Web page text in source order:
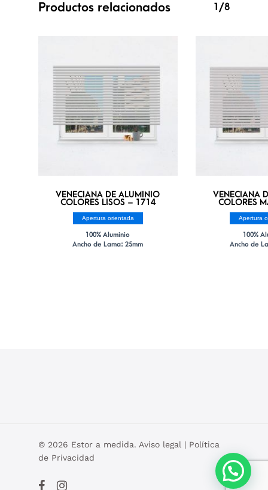
Productos relacionados 1/8
VENECIANA DE ALUMINIO
COLORES LISOS – 1714
Apertura orientada
100% Aluminio
Ancho de Lama: 25mm
VENECIANA
COLORES
Apertura
100%
Ancho de
© 2026 Estor a medida. Aviso legal | Política
de Privacidad
facebookinstagram